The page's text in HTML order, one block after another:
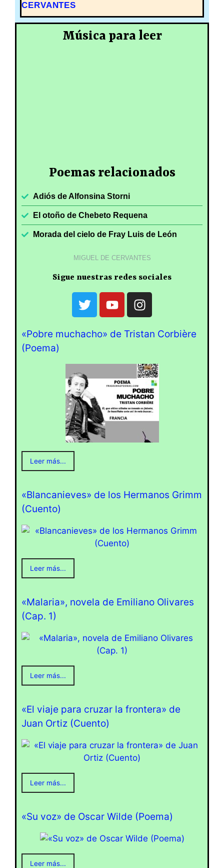
CERVANTES
Música para leer
Poemas relacionados
Adiós de Alfonsina Storni
El otoño de Chebeto Requena
Morada del cielo de Fray Luis de León
MIGUEL DE CERVANTES
Sigue nuestras redes sociales
«Pobre muchacho» de Tristan Corbière
(Poema)
Leer más...
«Blancanieves» de los Hermanos Grimm
(Cuento)
Leer más...
«Malaria», novela de Emiliano Olivares
(Cap. 1)
Leer más...
«El viaje para cruzar la frontera» de
Juan Ortiz (Cuento)
Leer más...
«Su voz» de Oscar Wilde (Poema)
Leer más...